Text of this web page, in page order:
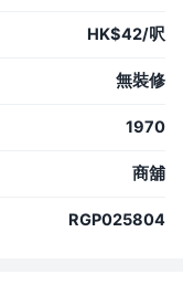
HK$42/呎
無裝修
1970
商舖
RGP025804